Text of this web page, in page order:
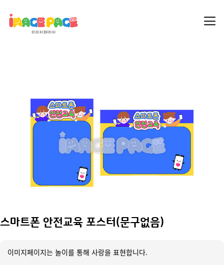
스마트폰 안전교육 포스터(문구없음)
이미지페이지는 놀이를 통해 사랑을 표현합니다.